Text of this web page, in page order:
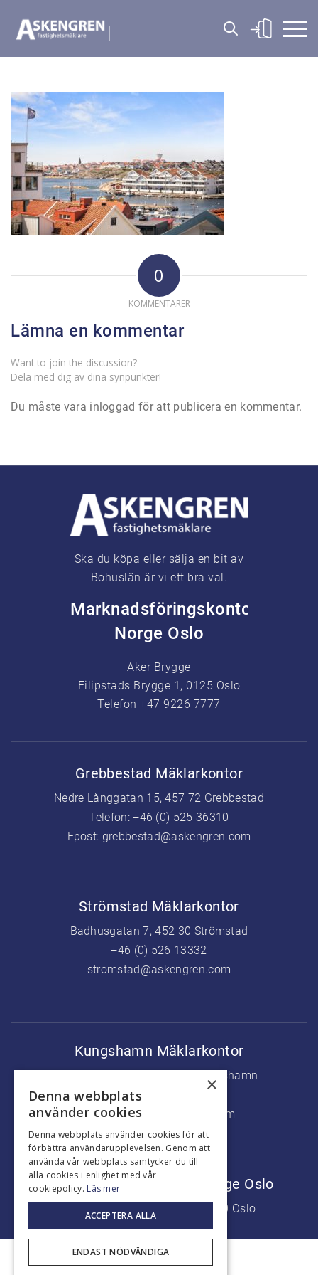
0
KOMMENTARER
Lämna en kommentar
Want to join the discussion?
Dela med dig av dina synpunkter!
Du måste vara inloggad för att publicera en kommentar.
Ska du köpa eller sälja en bit av
Bohuslän är vi ett bra val.
Marknadsföringskontor
Norge Oslo
Aker Brygge
Filipstads Brygge 1, 0125 Oslo
Telefon +47 9226 7777
Grebbestad Mäklarkontor
Nedre Långgatan 15, 457 72 Grebbestad
Telefon:+46 (0) 525 36310
Epost: grebbestad@askengren.com
Strömstad Mäklarkontor
Badhusgatan 7, 452 30 Strömstad
+46 (0) 526 13332
stromstad@askengren.com
Kungshamn Mäklarkontor
Köpmanstorget 5, 456 31 Kungshamn
+46 (0) 523 37500
kungshamn@askengren.com
Marknadsföringskontor Norge Oslo
Aker Brygge, Fjordalleen 7, 0250 Oslo
+47 9226 7777
×
Denna webbplats
använder cookies
Denna webbplats använder cookies för att
förbättra användarupplevelsen. Genom att
använda vår webbplats samtycker du till
alla cookies i enlighet med vår
cookiepolicy. Läs mer
ACCEPTERA ALLA
ENDAST NÖDVÄNDIGA